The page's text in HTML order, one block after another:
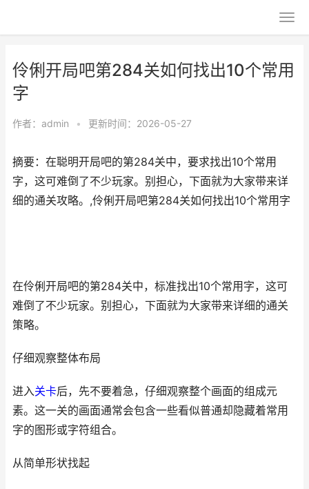
伶俐开局吧第284关如何找出10个常用
字
作者： admin • 更新时间：2026-05-27
摘要：在聪明开局吧的第284关中，要求找出10个常用
字，这可难倒了不少玩家。别担心，下面就为大家带来详
细的通关攻略。,伶俐开局吧第284关如何找出10个常用字
在伶俐开局吧的第284关中，标准找出10个常用字，这可
难倒了不少玩家。别担心，下面就为大家带来详细的通关
策略。
仔细观察整体布局
进入关卡后，先不要着急，仔细观察整个画面的组成元
素。这一关的画面通常会包含一些看似普通却隐藏着常用
字的图形或字符组合。
从简单形状找起